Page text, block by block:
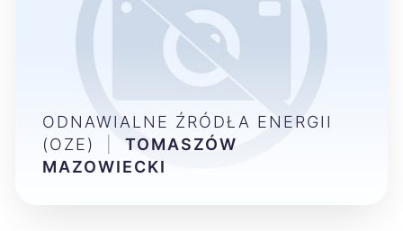
ODNAWIALNE ŹRÓDŁA ENERGII
(OZE)
TOMASZÓW
MAZOWIECKI